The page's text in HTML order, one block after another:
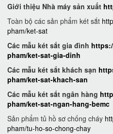
Giới thiệu Nhà máy sản xuất
Toàn bộ các sản phẩm két sắt
pham/ket-sat
Các mẫu két sắt gia đình
pham/ket-sat-gia-dinh
Các mẫu két sắt khách sạn
pham/ket-sat-khach-san
Các mẫu két sắt ngân hàng
pham/ket-sat-ngan-hang-bemc
Sản phẩm tủ hồ sơ chống cháy
pham/tu-ho-so-chong-chay